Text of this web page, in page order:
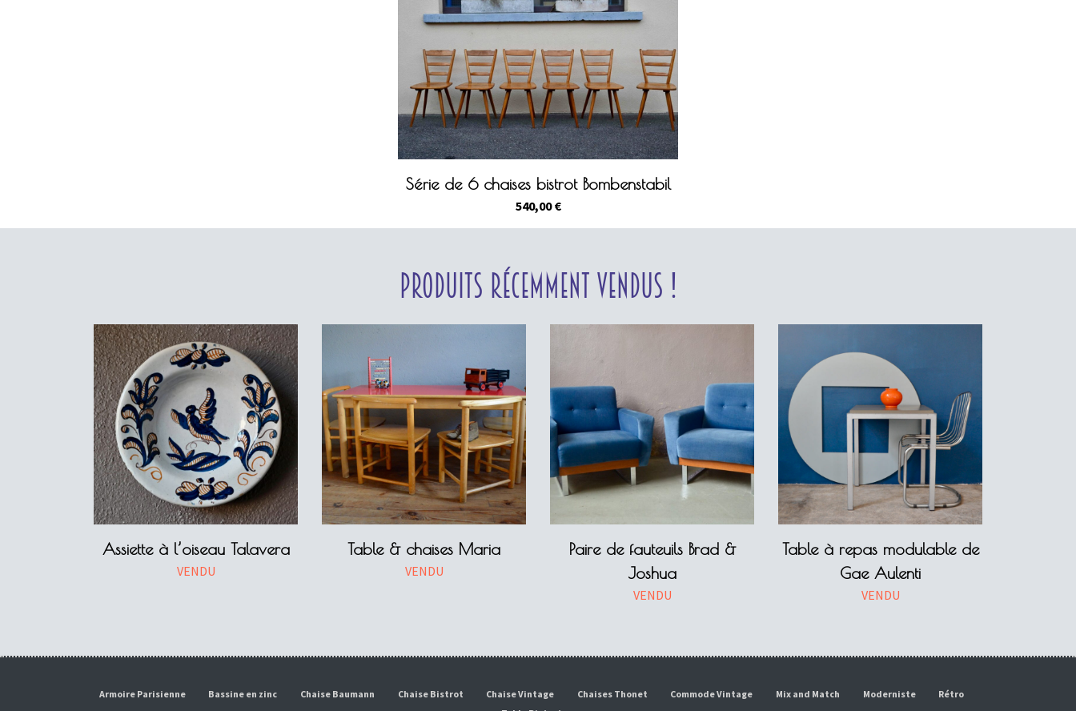
Série de 6 chaises bistrot Bombenstabil
540,00€
Produits récemment vendus !
Assiette à l’oiseau Talavera
VENDU
Table & chaises Maria
VENDU
Paire de fauteuils Brad &
Joshua
VENDU
Table à repas modulable de
Gae Aulenti
VENDU
Armoire Parisienne Bassine en zinc Chaise Baumann Chaise Bistrot Chaise Vintage Chaises Thonet Commode Vintage Mix and Match Moderniste
Rétro